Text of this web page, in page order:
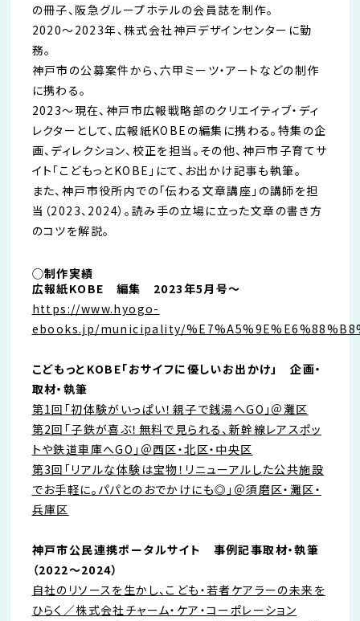
の冊子、阪急グループホテルの会員誌を制作。
2020〜2023年、株式会社神戸デザインセンターに勤
務。
神戸市の公募案件から、六甲ミーツ・アートなどの制作
に携わる。
2023〜現在、神戸市広報戦略部のクリエイティブ・ディ
レクターとして、広報紙KOBEの編集に携わる。特集の企
画、ディレクション、校正を担当。その他、神戸市子育てサ
イト「こどもっとKOBE」にて、お出かけ記事も執筆。
また、神戸市役所内での「伝わる文章講座」の講師を担
当（2023、2024）。読み手の立場に立った文章の書き方
のコツを解説。
◯制作実績
広報紙KOBE 編集 2023年5月号〜
https://www.hyogo-
ebooks.jp/municipality/
こどもっとKOBE「おサイフに優しいお出かけ」 企画・
取材・執筆
第1回「初体験がいっぱい！親子で銭湯へGO」＠灘区
第2回「子鉄が喜ぶ！無料で見られる、新幹線レアスポッ
トや鉄道車庫へGO」＠西区・北区・中央区
第3回「リアルな体験は宝物！リニューアルした公共施設
でお手軽に。パパとのおでかけにも◎」＠須磨区・灘区・
兵庫区
神戸市公民連携ポータルサイト 事例記事取材・執筆
（2022〜2024）
自社のリソースを生かし、こども・若者ケアラーの未来を
ひらく／株式会社チャーム・ケア・コーポレーション